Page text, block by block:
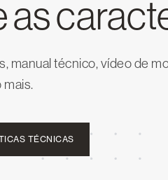
as
manual técnico, vídeo de
mais.
TÉCNICAS